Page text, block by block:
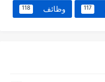
117 وظائف 118